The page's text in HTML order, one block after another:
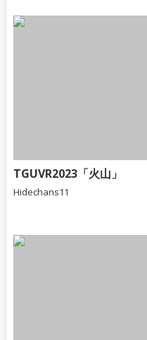
TGUVR2023「火山」
Hidechans11